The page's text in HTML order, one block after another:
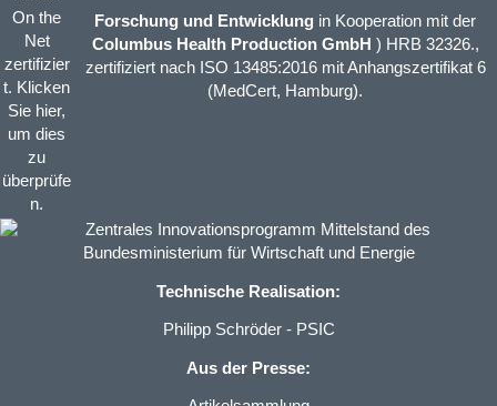
Forschung und Entwicklung in Kooperation mit der
Columbus Health Production GmbH ) HRB 32326.,
zertifiziert nach ISO 13485:2016 mit Anhangszertifikat 6
(MedCert, Hamburg).
Technische Realisation:
Philipp Schröder - PSIC
Aus der Presse: